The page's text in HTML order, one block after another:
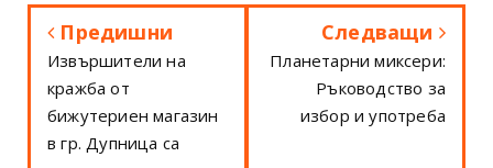
Предишни
Извършители на
кражба от
бижутериен магазин
в гр. Дупница са
Следващи
Планетарни миксери:
Ръководство за
избор и употреба